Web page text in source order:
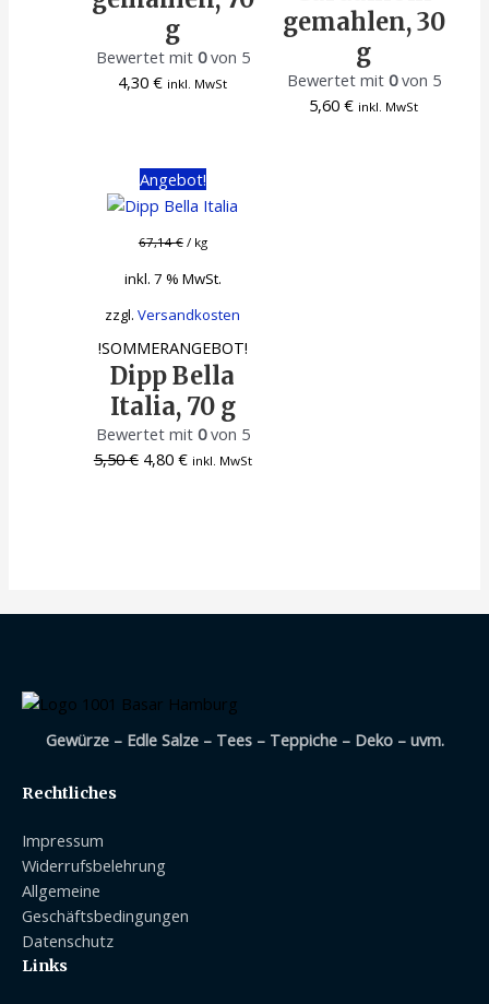
g
Bewertet mit 0von 5
4,30€ inkl. MwSt
gemahlen, 30
g
Bewertet mit 0von 5
5,60€ inkl. MwSt
Angebot!
67,14€ / kg
inkl. 7 % MwSt.
zzgl.Versandkosten
!SOMMERANGEBOT!
Dipp Bella
Italia, 70 g
Bewertet mit 0von 5
5,50€ Ursprünglicher
4,80 €Aktueller
inkl. MwSt
Gewürze – Edle Salze – Tees – Teppiche – Deko – uvm.
Rechtliches
Impressum
Widerrufsbelehrung
Allgemeine
Geschäftsbedingungen
Datenschutz
Links